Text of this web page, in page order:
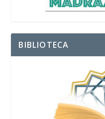
BIBLIOTECA